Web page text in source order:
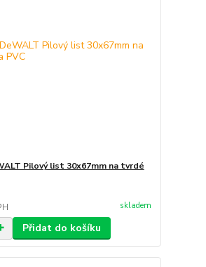
Pilový list 30x67mm na tvrdé
skladem
Přidat do košíku